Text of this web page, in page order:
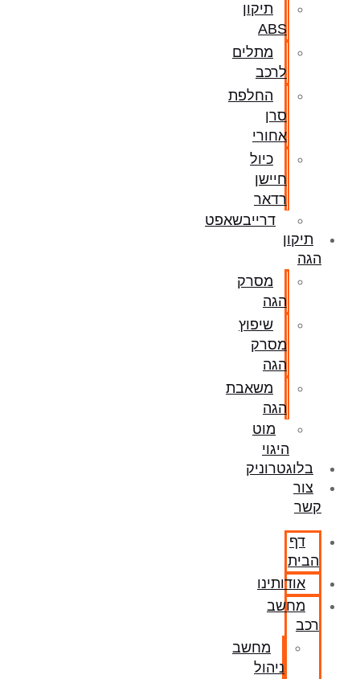
תיקון
ABS
מתלים
לרכב
החלפת
סרן
אחורי
כיול
חיישן
רדאר
דרייבשאפט
תיקון
הגה
מסרק
הגה
שיפוץ
מסרק
הגה
משאבת
הגה
מוט
היגוי
בלוגטרוניק
צור
קשר
דף
הבית
אודותינו
מחשב
רכב
מחשב
ניהול